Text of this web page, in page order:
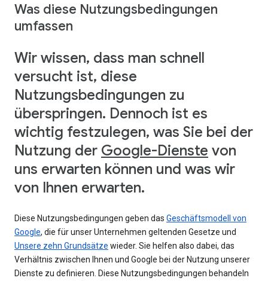
Was diese Nutzungsbedingungen
umfassen
Wir wissen, dass man schnell
versucht ist, diese
Nutzungsbedingungen zu
überspringen. Dennoch ist es
wichtig festzulegen, was Sie bei der
Nutzung der Google-Dienste von
uns erwarten können und was wir
von Ihnen erwarten.
Diese Nutzungsbedingungen geben das Geschäftsmodell von
Google, die für unser Unternehmen geltenden Gesetze und
Unsere zehn Grundsätze wieder. Sie helfen also dabei, das
Verhältnis zwischen Ihnen und Google bei der Nutzung unserer
Dienste zu definieren. Diese Nutzungsbedingungen behandeln